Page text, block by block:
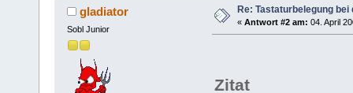
gladiator
Sobl Junior
Re: Tastaturbelegung bei
« Antwort #2 am: 04. April
Zitat